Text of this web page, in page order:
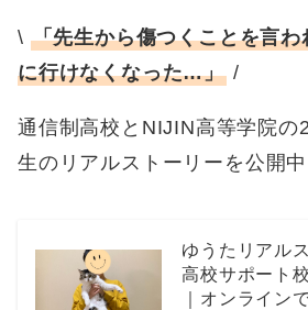
\ 「先生から傷つくことを言
に行けなくなった…」 /
通信制高校とNIJIN高等学院の
生のリアルストーリーを公開中
ゆうたリアル
高校サポート
｜オンライン